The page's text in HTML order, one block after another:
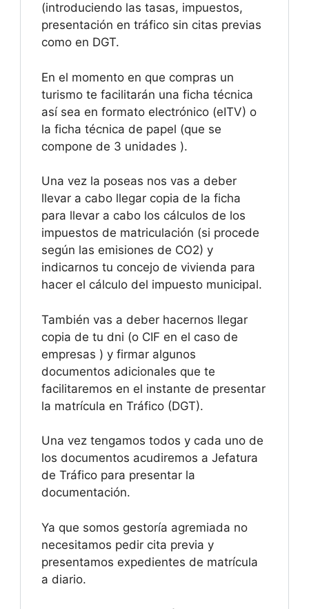
(introduciendo las tasas, impuestos,
presentación en tráfico sin citas previas
como en DGT.
En el momento en que compras un
turismo te facilitarán una ficha técnica
así sea en formato electrónico (eITV) o
la ficha técnica de papel (que se
compone de 3 unidades ).
Una vez la poseas nos vas a deber
llevar a cabo llegar copia de la ficha
para llevar a cabo los cálculos de los
impuestos de matriculación (si procede
según las emisiones de CO2) y
indicarnos tu concejo de vivienda para
hacer el cálculo del impuesto municipal.
También vas a deber hacernos llegar
copia de tu dni (o CIF en el caso de
empresas ) y firmar algunos
documentos adicionales que te
facilitaremos en el instante de presentar
la matrícula en Tráfico (DGT).
Una vez tengamos todos y cada uno de
los documentos acudiremos a Jefatura
de Tráfico para presentar la
documentación.
Ya que somos gestoría agremiada no
necesitamos pedir cita previa y
presentamos expedientes de matrícula
a diario.